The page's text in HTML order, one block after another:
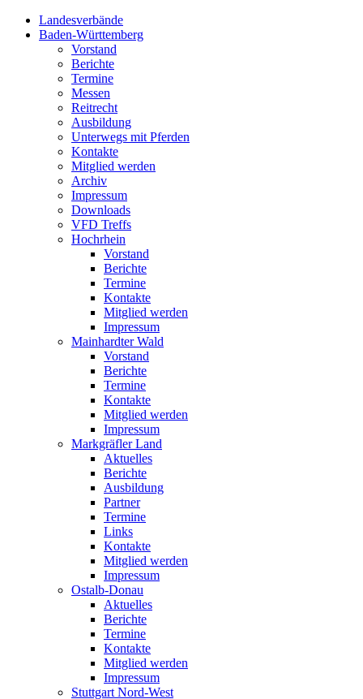
Landesverbände
Baden-Württemberg
Vorstand
Berichte
Termine
Messen
Reitrecht
Ausbildung
Unterwegs mit Pferden
Kontakte
Mitglied werden
Archiv
Impressum
Downloads
VFD Treffs
Hochrhein
Vorstand
Berichte
Termine
Kontakte
Mitglied werden
Impressum
Mainhardter Wald
Vorstand
Berichte
Termine
Kontakte
Mitglied werden
Impressum
Markgräfler Land
Aktuelles
Berichte
Ausbildung
Partner
Termine
Links
Kontakte
Mitglied werden
Impressum
Ostalb-Donau
Aktuelles
Berichte
Termine
Kontakte
Mitglied werden
Impressum
Stuttgart Nord-West